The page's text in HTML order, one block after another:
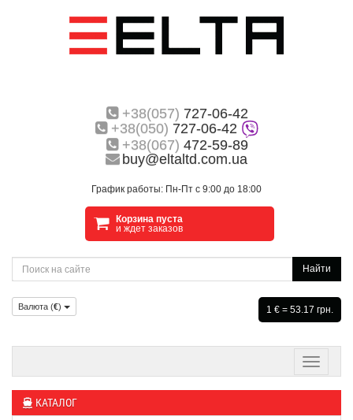
+38(057) 727-06-42
+38(050) 727-06-42
+38(067) 472-59-89
buy@eltaltd.com.ua
График работы: Пн-Пт с 9:00 до 18:00
Корзина пуста
и ждет заказов
Найти
Валюта (€) 1 € = 53.17 грн.
КАТАЛОГ